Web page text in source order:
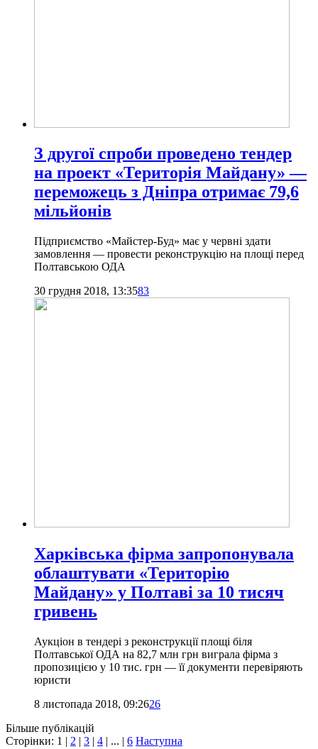
З другої спроби проведено тендер
на проект «Територія Майдану» —
переможець з Дніпра отримає 79,6
мільйонів
Підприємство «Майстер-Буд» має у червні здати
замовлення — провести реконструкцію на площі перед
Полтавською ОДА
30 грудня 2018, 13:3583
Харківська фірма запропонувала
облаштувати «Територію
Майдану» у Полтаві за 10 тисяч
гривень
Аукціон в тендері з реконструкції площі біля
Полтавської ОДА на 82,7 млн грн виграла фірма з
пропозицією у 10 тис. грн — її документи перевіряють
юристи
8 листопада 2018, 09:2626
Більше публікацій
Сторінки: 1 | 2 | 3 | 4 | ... | 6 Наступна